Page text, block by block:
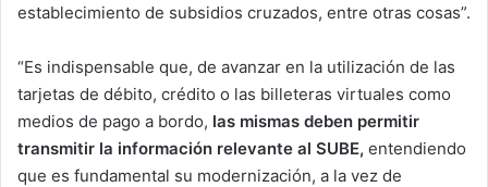
establecimiento de subsidios cruzados, entre otras cosas”.
“Es indispensable que, de avanzar en la utilización de las
tarjetas de débito, crédito o las billeteras virtuales como
medios de pago a bordo, las mismas deben permitir
transmitir la información relevante al SUBE, entendiendo
que es fundamental su modernización, a la vez de